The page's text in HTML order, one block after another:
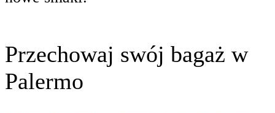
Przechowaj swój bagaż w
Palermo